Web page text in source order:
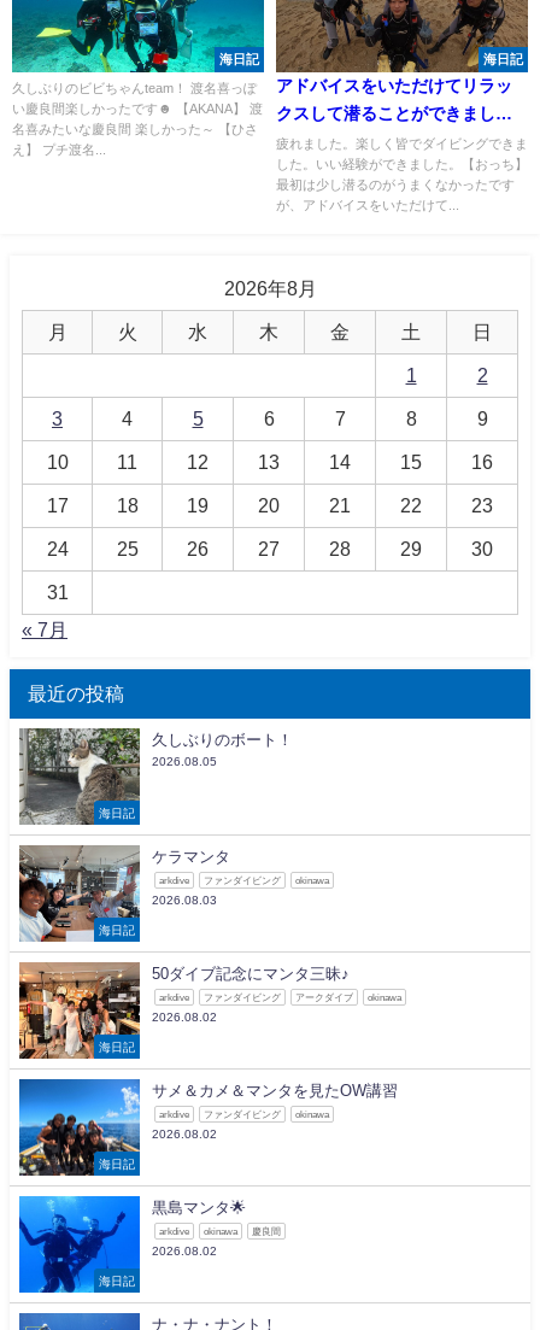
海日記
久しぶりのビビちゃんteam！ 渡名喜っぽ
い慶良間楽しかったです☻ 【AKANA】 渡
名喜みたいな慶良間 楽しかった～ 【ひさ
え】 プチ渡名...
海日記
アドバイスをいただけてリラッ
クスして潜ることができまし
た！！
疲れました。楽しく皆でダイビングできま
した。いい経験ができました。【おっち】
最初は少し潜るのがうまくなかったです
が、アドバイスをいただけて...
2026年8月
月 火 水 木 金 土 日
1 2
3 4 5 6 7 8 9
10 11 12 13 14 15 16
17 18 19 20 21 22 23
24 25 26 27 28 29 30
31
« 7月
最近の投稿
海日記
久しぶりのボート！
2026.08.05
海日記
ケラマンタ
arkdive ファンダイビング okinawa
2026.08.03
海日記
50ダイブ記念にマンタ三昧♪
arkdive ファンダイビング アークダイブ okinawa
2026.08.02
海日記
サメ＆カメ＆マンタを見たOW講習
arkdive ファンダイビング okinawa
2026.08.02
海日記
黒島マンタ🌟
arkdive okinawa 慶良間
2026.08.02
ナ・ナ・ナント！